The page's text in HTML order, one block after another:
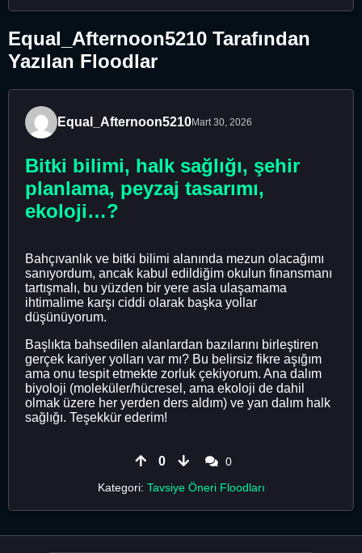
Equal_Afternoon5210 Tarafından
Yazılan Floodlar
Equal_Afternoon5210Mart 30, 2026
Bitki bilimi, halk sağlığı, şehir
planlama, peyzaj tasarımı,
ekoloji…?
Bahçıvanlık ve bitki bilimi alanında mezun olacağımı
sanıyordum, ancak kabul edildiğim okulun finansmanı
tartışmalı, bu yüzden bir yere asla ulaşamama
ihtimalime karşı ciddi olarak başka yollar
düşünüyorum.
Başlıkta bahsedilen alanlardan bazılarını birleştiren
gerçek kariyer yolları var mı? Bu belirsiz fikre aşığım
ama onu tespit etmekte zorluk çekiyorum. Ana dalım
biyoloji (moleküler/hücresel, ama ekoloji de dahil
olmak üzere her yerden ders aldım) ve yan dalım halk
sağlığı. Teşekkür ederim!
0
0
Kategori: Tavsiye Öneri Floodları